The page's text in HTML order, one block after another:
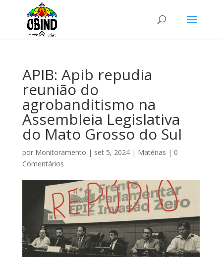
APIB: Apib repudia
reunião do
agrobanditismo na
Assembleia Legislativa
do Mato Grosso do Sul
por Monitoramento | set 5, 2024| Matérias | 0
Comentários